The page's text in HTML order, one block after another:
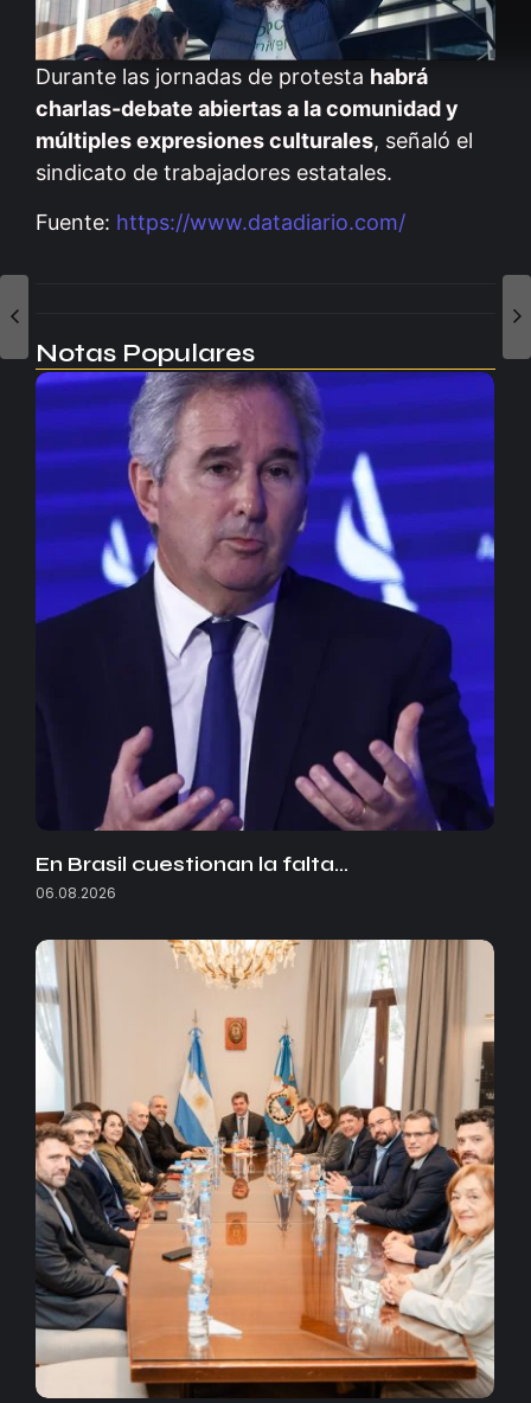
Durante las jornadas de protesta habrá
charlas-debate abiertas a la comunidad y
múltiples expresiones culturales, señaló el
sindicato de trabajadores estatales.
Fuente: https://www.datadiario.com/
Notas Populares
En Brasil cuestionan la falta…
06.08.2026